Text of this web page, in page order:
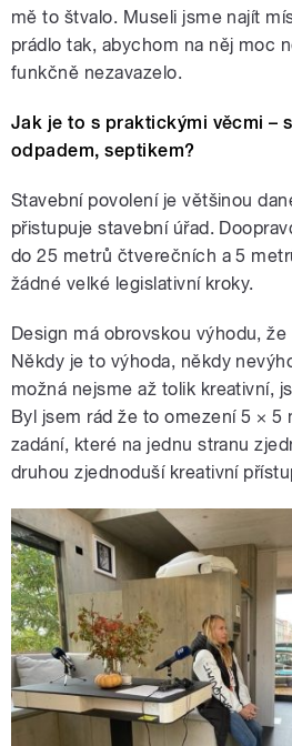
mě to štvalo. Museli jsme najít
prádlo tak, abychom na něj moc
funkčně nezavazelo.
Jak je to s praktickými věcmi –
odpadem, septikem?
Stavební povolení je většinou
přistupuje stavební úřad.
do 25 metrů čtverečních a 5
žádné velké legislativní kroky.
Design má obrovskou výhodu,
Někdy je to výhoda, někdy
možná nejsme až tolik kreativní,
Byl jsem rád že to omezení 5 × 5
zadání, které na jednu stranu
druhou zjednoduší kreativní